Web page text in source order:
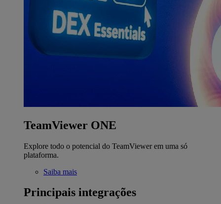
TeamViewer ONE
Explore todo o potencial do TeamViewer em uma só
plataforma.
Saiba mais
Principais integrações